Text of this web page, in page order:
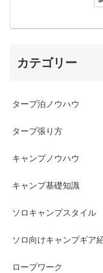
カテゴリー
タープ泊ノウハウ
タープ張り方
キャンプノウハウ
キャンプ基礎知識
ソロキャンプスタイル
ソロ向けキャンプギア
ロープワーク